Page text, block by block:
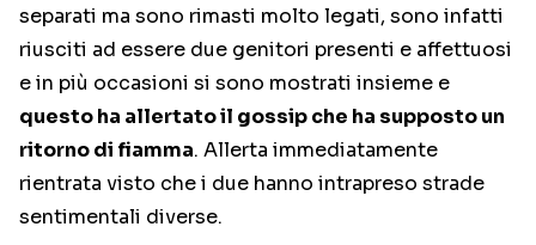
separati ma sono rimasti molto legati, sono infatti
riusciti ad essere due genitori presenti e affettuosi
e in più occasioni si sono mostrati insieme e
questo ha allertato il gossip che ha supposto un
ritorno di fiamma. Allerta immediatamente
rientrata visto che i due hanno intrapreso strade
sentimentali diverse.